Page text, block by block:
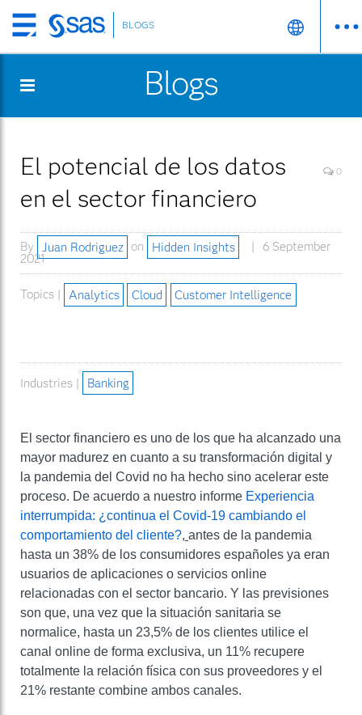
Skip
to
content
BLOGS
Blogs
El potencial de los datos
en el sector financiero
0
By Juan Rodriguez on Hidden Insights
6 September
2021
Topics | Analytics Cloud Customer Intelligence
Industries | Banking
El sector financiero es uno de los que ha alcanzado una
mayor madurez en cuanto a su transformación digital y
la pandemia del Covid no ha hecho sino acelerar este
proceso. De acuerdo a nuestro informe Experiencia
interrumpida: ¿continua el Covid-19 cambiando el
comportamiento del cliente?, antes de la pandemia
hasta un 38% de los consumidores españoles ya eran
usuarios de aplicaciones o servicios online
relacionadas con el sector bancario. Y las previsiones
son que, una vez que la situación sanitaria se
normalice, hasta un 23,5% de los clientes utilice el
canal online de forma exclusiva, un 11% recupere
totalmente la relación física con sus proveedores y el
21% restante combine ambos canales.